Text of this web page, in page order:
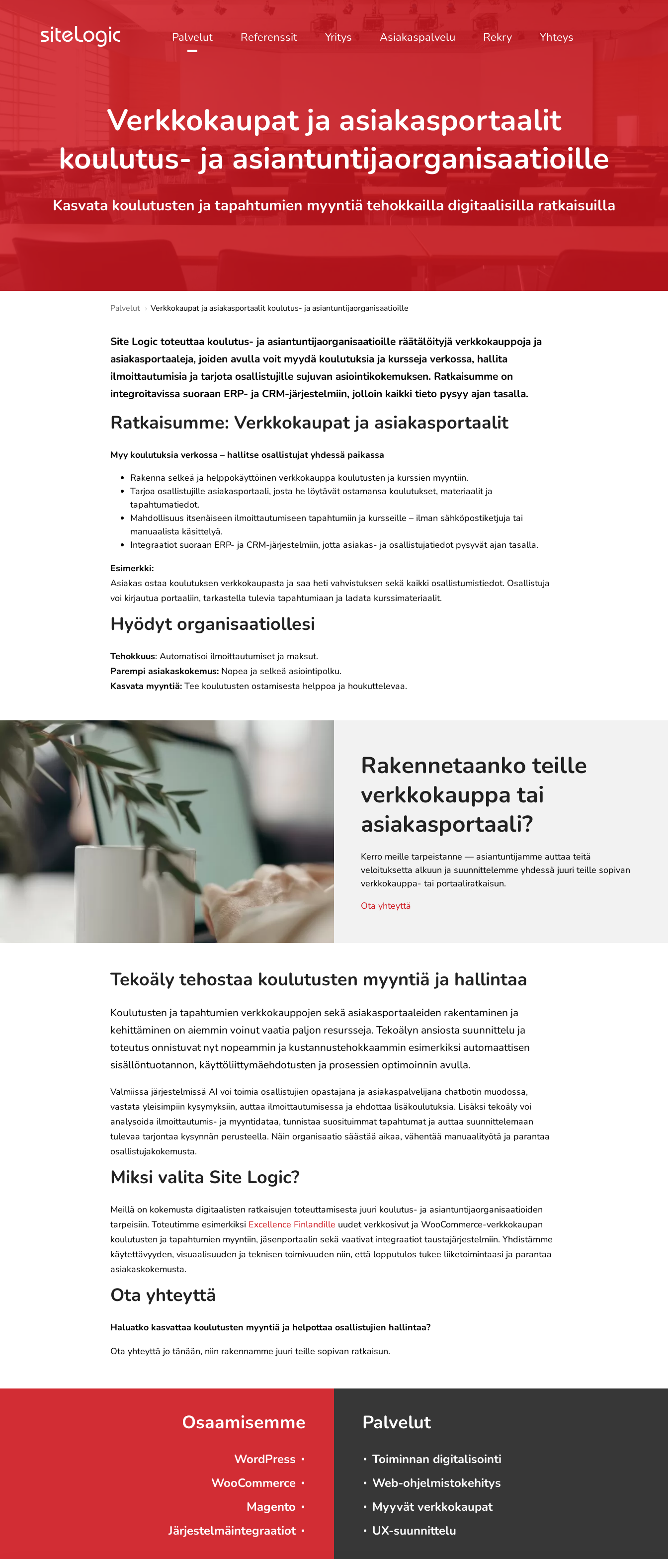
Palvelut Referenssit Yritys Asiakaspalvelu Rekry Yhteys
Verkkokaupat ja asiakasportaalit
koulutus- ja asiantuntijaorganisaatioille
Kasvata koulutusten ja tapahtumien myyntiä tehokkailla digitaalisilla ratkaisuilla
Palvelut Verkkokaupat ja asiakasportaalit koulutus- ja asiantuntijaorganisaatioille
Site Logic toteuttaa koulutus- ja asiantuntijaorganisaatioille räätälöityjä verkkokauppoja ja
asiakasportaaleja, joiden avulla voit myydä koulutuksia ja kursseja verkossa, hallita
ilmoittautumisia ja tarjota osallistujille sujuvan asiointikokemuksen. Ratkaisumme on
integroitavissa suoraan ERP- ja CRM-järjestelmiin, jolloin kaikki tieto pysyy ajan tasalla.
Ratkaisumme: Verkkokaupat ja asiakasportaalit
Myy koulutuksia verkossa – hallitse osallistujat yhdessä paikassa
Rakenna selkeä ja helppokäyttöinen verkkokauppa koulutusten ja kurssien myyntiin.
Tarjoa osallistujille asiakasportaali, josta he löytävät ostamansa koulutukset, materiaalit ja
tapahtumatiedot.
Mahdollisuus itsenäiseen ilmoittautumiseen tapahtumiin ja kursseille – ilman sähköpostiketjuja tai
manuaalista käsittelyä.
Integraatiot suoraan ERP- ja CRM-järjestelmiin, jotta asiakas- ja osallistujatiedot pysyvät ajan tasalla.
Esimerkki:
Asiakas ostaa koulutuksen verkkokaupasta ja saa heti vahvistuksen sekä kaikki osallistumistiedot. Osallistuja
voi kirjautua portaaliin, tarkastella tulevia tapahtumiaan ja ladata kurssimateriaalit.
Hyödyt organisaatiollesi
Tehokkuus: Automatisoi ilmoittautumiset ja maksut.
Parempi asiakaskokemus: Nopea ja selkeä asiointipolku.
Kasvata myyntiä: Tee koulutusten ostamisesta helppoa ja houkuttelevaa.
Rakennetaanko teille
verkkokauppa tai
asiakasportaali?
Kerro meille tarpeistanne — asiantuntijamme auttaa teitä
veloituksetta alkuun ja suunnittelemme yhdessä juuri teille sopivan
verkkokauppa- tai portaaliratkaisun.
Ota yhteyttä
Tekoäly tehostaa koulutusten myyntiä ja hallintaa
Koulutusten ja tapahtumien verkkokauppojen sekä asiakasportaaleiden rakentaminen ja
kehittäminen on aiemmin voinut vaatia paljon resursseja. Tekoälyn ansiosta suunnittelu ja
toteutus onnistuvat nyt nopeammin ja kustannustehokkaammin esimerkiksi automaattisen
sisällöntuotannon, käyttöliittymäehdotusten ja prosessien optimoinnin avulla.
Valmiissa järjestelmissä AI voi toimia osallistujien opastajana ja asiakaspalvelijana chatbotin muodossa,
vastata yleisimpiin kysymyksiin, auttaa ilmoittautumisessa ja ehdottaa lisäkoulutuksia. Lisäksi tekoäly voi
analysoida ilmoittautumis- ja myyntidataa, tunnistaa suosituimmat tapahtumat ja auttaa suunnittelemaan
tulevaa tarjontaa kysynnän perusteella. Näin organisaatio säästää aikaa, vähentää manuaalityötä ja parantaa
osallistujakokemusta.
Miksi valita Site Logic?
Meillä on kokemusta digitaalisten ratkaisujen toteuttamisesta juuri koulutus- ja asiantuntijaorganisaatioiden
tarpeisiin. Toteutimme esimerkiksi Excellence Finlandille uudet verkkosivut ja WooCommerce-verkkokaupan
koulutusten ja tapahtumien myyntiin, jäsenportaalin sekä vaativat integraatiot taustajärjestelmiin. Yhdistämme
käytettävyyden, visuaalisuuden ja teknisen toimivuuden niin, että lopputulos tukee liiketoimintaasi ja parantaa
asiakaskokemusta.
Ota yhteyttä
Haluatko kasvattaa koulutusten myyntiä ja helpottaa osallistujien hallintaa?
Ota yhteyttä jo tänään, niin rakennamme juuri teille sopivan ratkaisun.
Osaamisemme
WordPress
WooCommerce
Magento
Järjestelmäintegraatiot
Palvelut
Toiminnan digitalisointi
Web-ohjelmistokehitys
Myyvät verkkokaupat
UX-suunnittelu